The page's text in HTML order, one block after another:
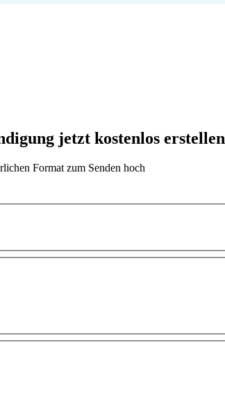
jetzt kostenlos erstellen
Format zum Senden hoch